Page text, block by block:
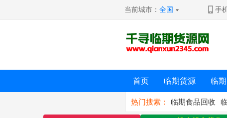
当前城市：全国 手
首页 临期货源 临
热门搜索： 临期食品回收